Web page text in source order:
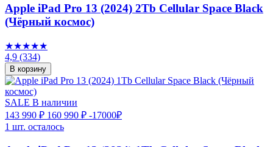
Apple iPad Pro 13 (2024) 2Tb Cellular Space Black
(Чёрный космос)
★★★★★
4,9 (334)
В корзину
SALE В наличии
143 990 ₽ 160 990 ₽ -17000₽
1 шт. осталось